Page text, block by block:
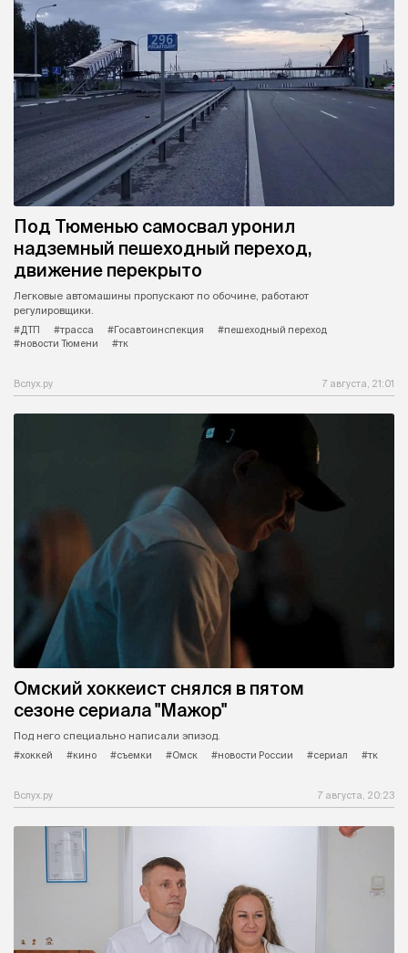
Под Тюменью самосвал уронил
надземный пешеходный переход,
движение перекрыто
Легковые автомашины пропускают по обочине, работают
регулировщики.
#ДТП
#трасса #Госавтоинспекция
#пешеходный переход
#новости Тюмени
#тк
Вслух.ру 7 августа, 21:01
Омский хоккеист снялся в пятом
сезоне сериала "Мажор"
Под него специально написали эпизод.
#хоккей
#кино #съемки #Омск #новости России #сериал #тк
Вслух.ру 7 августа, 20:23